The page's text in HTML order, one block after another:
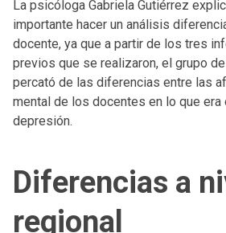
La psicóloga Gabriela Gutiérrez
importante hacer un análisis
docente, ya que a partir de los tres
previos que se realizaron, el grupo
percató de las diferencias entre las
mental de los docentes en lo que
depresión.
Diferencias a
regional